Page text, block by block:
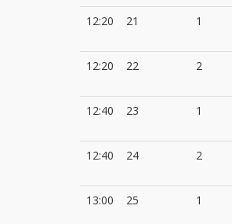
12:20
21 1
12:20
22 2
12:40 23 1
12:40
24 2
13:00
25 1